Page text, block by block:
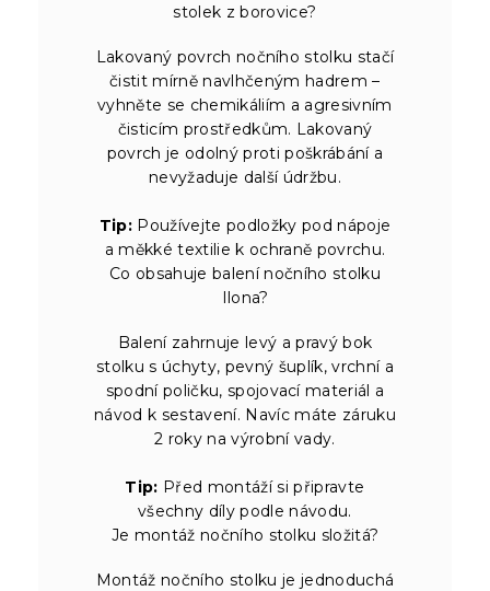
stolek z borovice?
Lakovaný povrch nočního stolku stačí
čistit mírně navlhčeným hadrem –
vyhněte se chemikáliím a agresivním
čisticím prostředkům. Lakovaný
povrch je odolný proti poškrábání a
nevyžaduje další údržbu.
Tip: Používejte podložky pod nápoje
a měkké textilie k ochraně povrchu.
Co obsahuje balení nočního stolku
Ilona?
Balení zahrnuje levý a pravý bok
stolku s úchyty, pevný šuplík, vrchní a
spodní poličku, spojovací materiál a
návod k sestavení. Navíc máte záruku
2 roky na výrobní vady.
Tip: Před montáží si připravte
všechny díly podle návodu.
Je montáž nočního stolku složitá?
Montáž nočního stolku je jednoduchá